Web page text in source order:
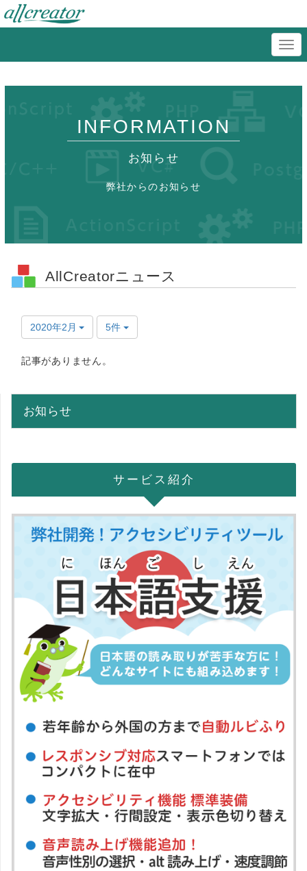
INFORMATION
お知らせ
弊社からのお知らせ
AllCreatorニュース
2020年2月 5件
記事がありません。
お知らせ
サービス紹介